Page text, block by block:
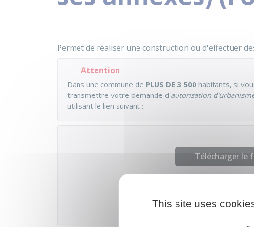
Permet de réaliser une construction ou d'effectuer
Attention
Dans une commune de PLUS DE 3 500 habitants, si
transmettre votre demande d'autorisation
utilisant le lien suivant :
Télécharger le
Ministère chargé de
This site uses